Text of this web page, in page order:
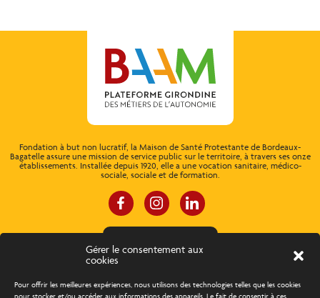
Gérer le consentement aux
cookies
Pour offrir les meilleures expériences, nous utilisons des technologies telles que les cookies
Fondation à but non lucratif, la Maison de Santé Protestante de Bordeaux-
Bagatelle assure une mission de service public sur le territoire, à travers ses onze
établissements. Installée depuis 1920, elle a une vocation sanitaire, médico-
sociale, sociale et de formation.
À propos Concours d’éloquence